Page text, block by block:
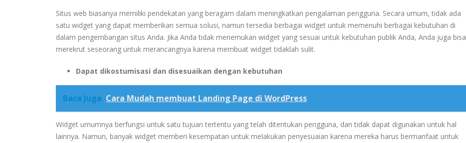
Situs web biasanya memiliki pendekatan yang beragam dalam meningkatkan pengalaman pengguna. Secara umum, tidak ada
satu widget yang dapat memberikan semua solusi, namun tersedia berbagai widget untuk memenuhi berbagai kebutuhan di
dalam pengembangan situs Anda. Jika Anda tidak menemukan widget yang sesuai untuk kebutuhan publik Anda, Anda juga bisa
merekrut seseorang untuk merancangnya karena membuat widget tidaklah sulit.
Dapat dikostumisasi dan disesuaikan dengan kebutuhan
Baca Juga Cara Mudah membuat Landing Page di WordPress
Widget umumnya berfungsi untuk satu tujuan tertentu yang telah ditentukan pengguna, dan tidak dapat digunakan untuk hal
lainnya. Namun, banyak widget memberi kesempatan untuk melakukan penyesuaian karena mereka harus bermanfaat untuk